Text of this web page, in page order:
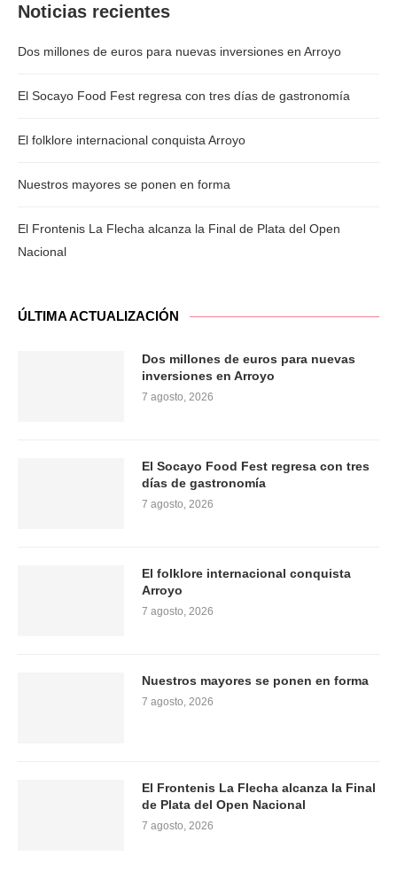
Noticias recientes
Dos millones de euros para nuevas inversiones en Arroyo
El Socayo Food Fest regresa con tres días de gastronomía
El folklore internacional conquista Arroyo
Nuestros mayores se ponen en forma
El Frontenis La Flecha alcanza la Final de Plata del Open
Nacional
ÚLTIMA ACTUALIZACIÓN
Dos millones de euros para nuevas
inversiones en Arroyo
7 agosto, 2026
El Socayo Food Fest regresa con tres
días de gastronomía
7 agosto, 2026
El folklore internacional conquista
Arroyo
7 agosto, 2026
Nuestros mayores se ponen en forma
7 agosto, 2026
El Frontenis La Flecha alcanza la Final
de Plata del Open Nacional
7 agosto, 2026